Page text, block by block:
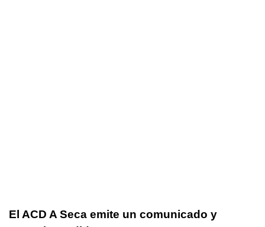
El ACD A Seca emite un comunicado y